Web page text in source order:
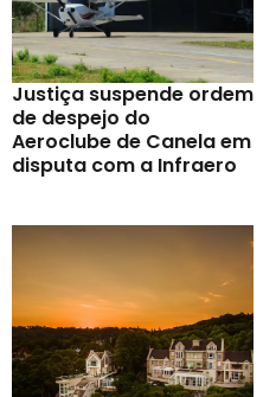
Justiça suspende ordem
de despejo do
Aeroclube de Canela em
disputa com a Infraero